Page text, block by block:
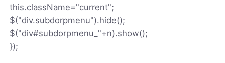
this.className="current";
$("div.subdorpmenu").hide();
$("div#subdorpmenu_"+n).show();
});